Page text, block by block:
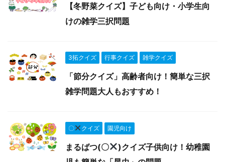
【冬野菜クイズ】子ども向け・小学生向
けの雑学三択問題
3拓クイズ 行事クイズ 雑学クイズ
「節分クイズ」高齢者向け！簡単な三択
雑学問題大人もおすすめ！
〇 クイズ 園児向け
まるばつ(〇
)クイズ子供向け！幼稚園